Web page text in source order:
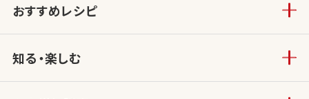
おすすめレシピ
知る・楽しむ